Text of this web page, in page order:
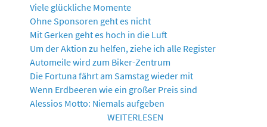
Viele glückliche Momente
Ohne Sponsoren geht es nicht
Mit Gerken geht es hoch in die Luft
Um der Aktion zu helfen, ziehe ich alle Register
Automeile wird zum Biker-Zentrum
Die Fortuna fährt am Samstag wieder mit
Wenn Erdbeeren wie ein großer Preis sind
Alessios Motto: Niemals aufgeben
WEITERLESEN